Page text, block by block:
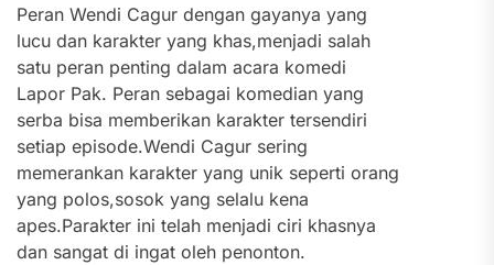
Peran Wendi Cagur dengan gayanya yang
lucu dan karakter yang khas,menjadi salah
satu peran penting dalam acara komedi
Lapor Pak. Peran sebagai komedian yang
serba bisa memberikan karakter tersendiri
setiap episode.Wendi Cagur sering
memerankan karakter yang unik seperti orang
yang polos,sosok yang selalu kena
apes.Parakter ini telah menjadi ciri khasnya
dan sangat di ingat oleh penonton.